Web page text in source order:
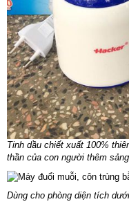
Tinh dầu chiết xuất 100%
thần của con người thêm
Dùng cho phòng diện tích